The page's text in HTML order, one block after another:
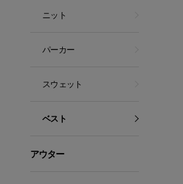
ニット
パーカー
スウェット
ベスト
アウター